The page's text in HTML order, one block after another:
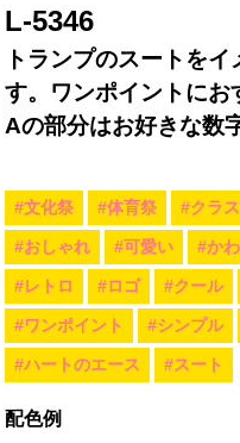
L-5346
トランプのスートを
す。ワンポイントにお
Aの部分はお好きな数
#文化祭 #体育祭 #クラ
#おしゃれ #可愛い #か
#レトロ #ロゴ #クール
#ワンポイント #シンプル
#ハートのエース #スート
配色例